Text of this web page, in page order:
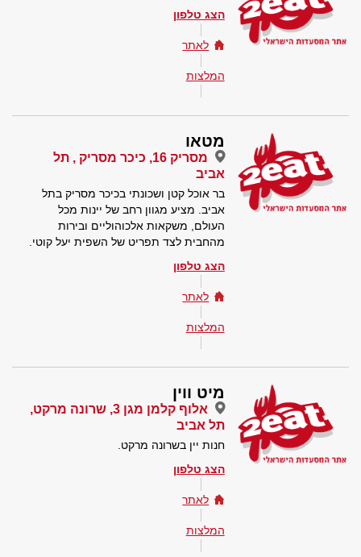
הצג טלפון
לאתר
המלצות
מטאו
מסריק 16, כיכר מסריק , תל
אביב
בר אוכל קטן ושכונתי בכיכר מסריק בתל
אביב. מציע מגוון רחב של יינות מכל
העולם, משקאות אלכוהוליים ובירות
מהחבית לצד תפריט של השפית יעל קוטי.
הצג טלפון
לאתר
המלצות
מיט ווין
אלוף קלמן מגן 3, שרונה מרקט,
תל אביב
חנות יין בשרונה מרקט.
הצג טלפון
לאתר
המלצות